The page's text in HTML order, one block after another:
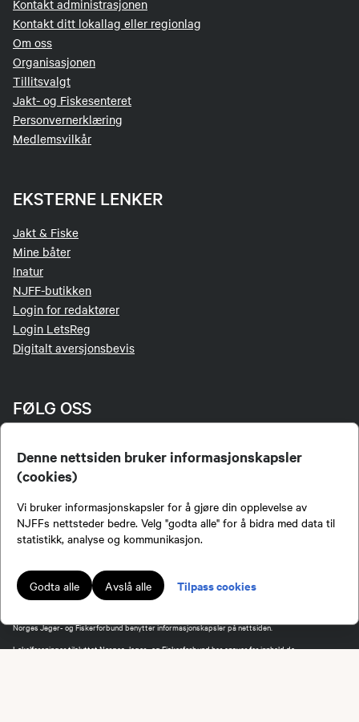
Denne nettsiden bruker informasjonskapsler
(cookies)
Vi bruker informasjonskapsler for å gjøre din opplevelse av
NJFFs nettsteder bedre. Velg "godta alle" for å bidra med data til
statistikk, analyse og kommunikasjon.
Godta alle Avslå alle Tilpass cookies
Kontakt administrasjonen
Kontakt ditt lokallag eller regionlag
Om oss
Organisasjonen
Tillitsvalgt
Jakt- og Fiskesenteret
Personvernerklæring
Medlemsvilkår
EKSTERNE LENKER
Jakt & Fiske
Mine båter
Inatur
NJFF-butikken
Login for redaktører
Login LetsReg
Digitalt aversjonsbevis
FØLG OSS
jegere og sportsfiskere og et av de viktigste miljøene for formidling av kunnskap om jakt og
fiske i Norge. Vi er en partipolitisk nøytral organisasjon, men har et sterkt jakt-, fiske-, og
Norges Jeger- og Fiskerforbund benytter informasjonskapsler på nettsiden.
Lokalforeninger tilsluttet Norges Jeger- og Fiskerforbund har ansvar for innhold de